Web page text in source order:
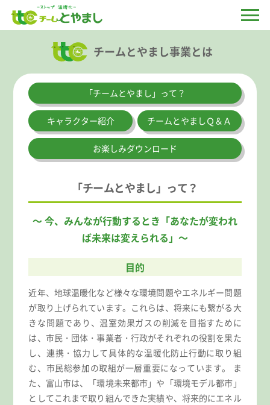
チームとやまし事業とは
「チームとやまし」って？
キャラクター紹介 チームとやましＱ＆Ａ
お楽しみダウンロード
「チームとやまし」って？
～ 今、みんなが行動するとき「あなたが変われ
ば未来は変えられる」～
目的
近年、地球温暖化など様々な環境問題やエネルギー問題
が取り上げられています。これらは、将来にも繋がる大
きな問題であり、温室効果ガスの削減を目指すために
は、市民・団体・事業者・行政がそれぞれの役割を果た
し、連携・協力して具体的な温暖化防止行動に取り組
む、市民総参加の取組が一層重要になっています。 ま
た、富山市は、「環境未来都市」や「環境モデル都市」
としてこれまで取り組んできた実績や、将来的にエネル